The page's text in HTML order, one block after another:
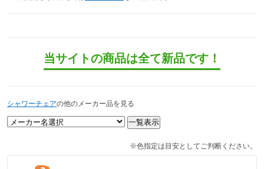
当サイトの商品は全て新品です！
シャワーチェアの他のメーカー品を見る
※色指定は目安としてご判断ください。